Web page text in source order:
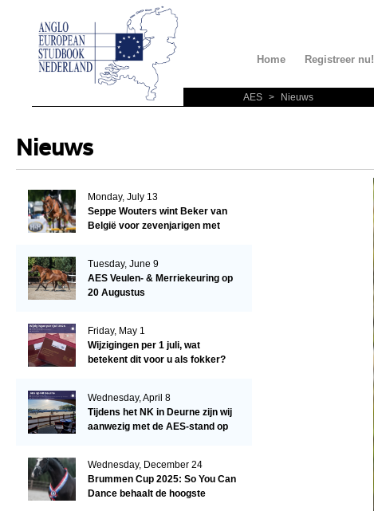
Home Registreer nu!
AES > Nieuws
Nieuws
Monday, July 13
Seppe Wouters wint Beker van
België voor zevenjarigen met
Tuesday, June 9
AES Veulen- & Merriekeuring op
20 Augustus
Friday, May 1
Wijzigingen per 1 juli, wat
betekent dit voor u als fokker?
Wednesday, April 8
Tijdens het NK in Deurne zijn wij
aanwezig met de AES-stand op
Wednesday, December 24
Brummen Cup 2025: So You Can
Dance behaalt de hoogste